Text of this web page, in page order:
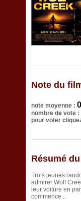
Note du
note moyenne :
nombre de vote :
pour voter
Résumé
Trois jeunes
admirer Wolf
leur voiture en
commence...